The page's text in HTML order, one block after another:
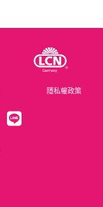
隱私權政策